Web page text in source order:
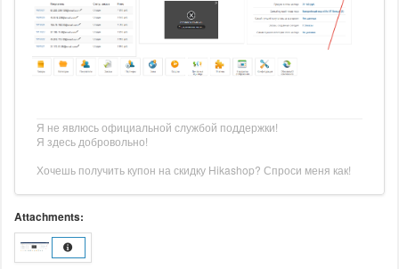
Я не явлюсь официальной службой поддержки!
Я здесь добровольно!
Хочешь получить купон на скидку Hikashop? Спроси меня как!
Attachments: